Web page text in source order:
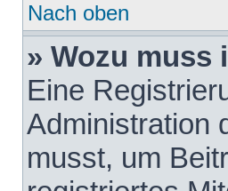
Nach oben
» Wozu
Eine
Administration
musst, um